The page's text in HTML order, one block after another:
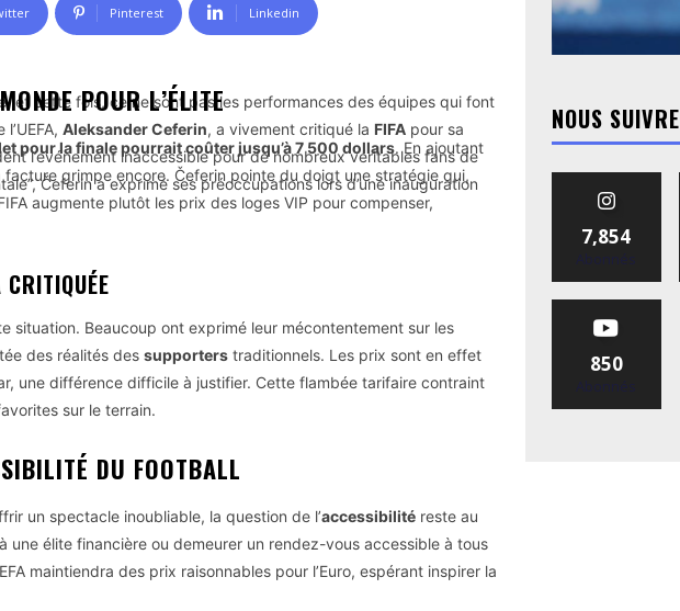
Pinterest Linkedin
et cette fois, ce ne sont pas les performances des équipes qui font
Aleksander Ceferin, a vivement critiqué la FIFA pour sa
l’événement inaccessible pour de nombreux véritables fans de
Čeferin a exprimé ses préoccupations lors d’une inauguration
POUR L’ÉLITE
pour la finale pourrait coûter jusqu’à 7 500 dollars. En ajoutant
facture grimpe encore. Čeferin pointe du doigt une stratégie qui,
augmente plutôt les prix des loges VIP pour compenser,
situation. Beaucoup ont exprimé leur mécontentement sur les
des réalités des supporters traditionnels. Les prix sont en effet
une différence difficile à justifier. Cette flambée tarifaire contraint
sur le terrain.
DU FOOTBALL
un spectacle inoubliable, la question de l’accessibilité reste au
élite financière ou demeurer un rendez-vous accessible à tous
maintiendra des prix raisonnables pour l’Euro, espérant inspirer la
NOUS SUIVRE
7,854
Abonnés
850
Abonnés